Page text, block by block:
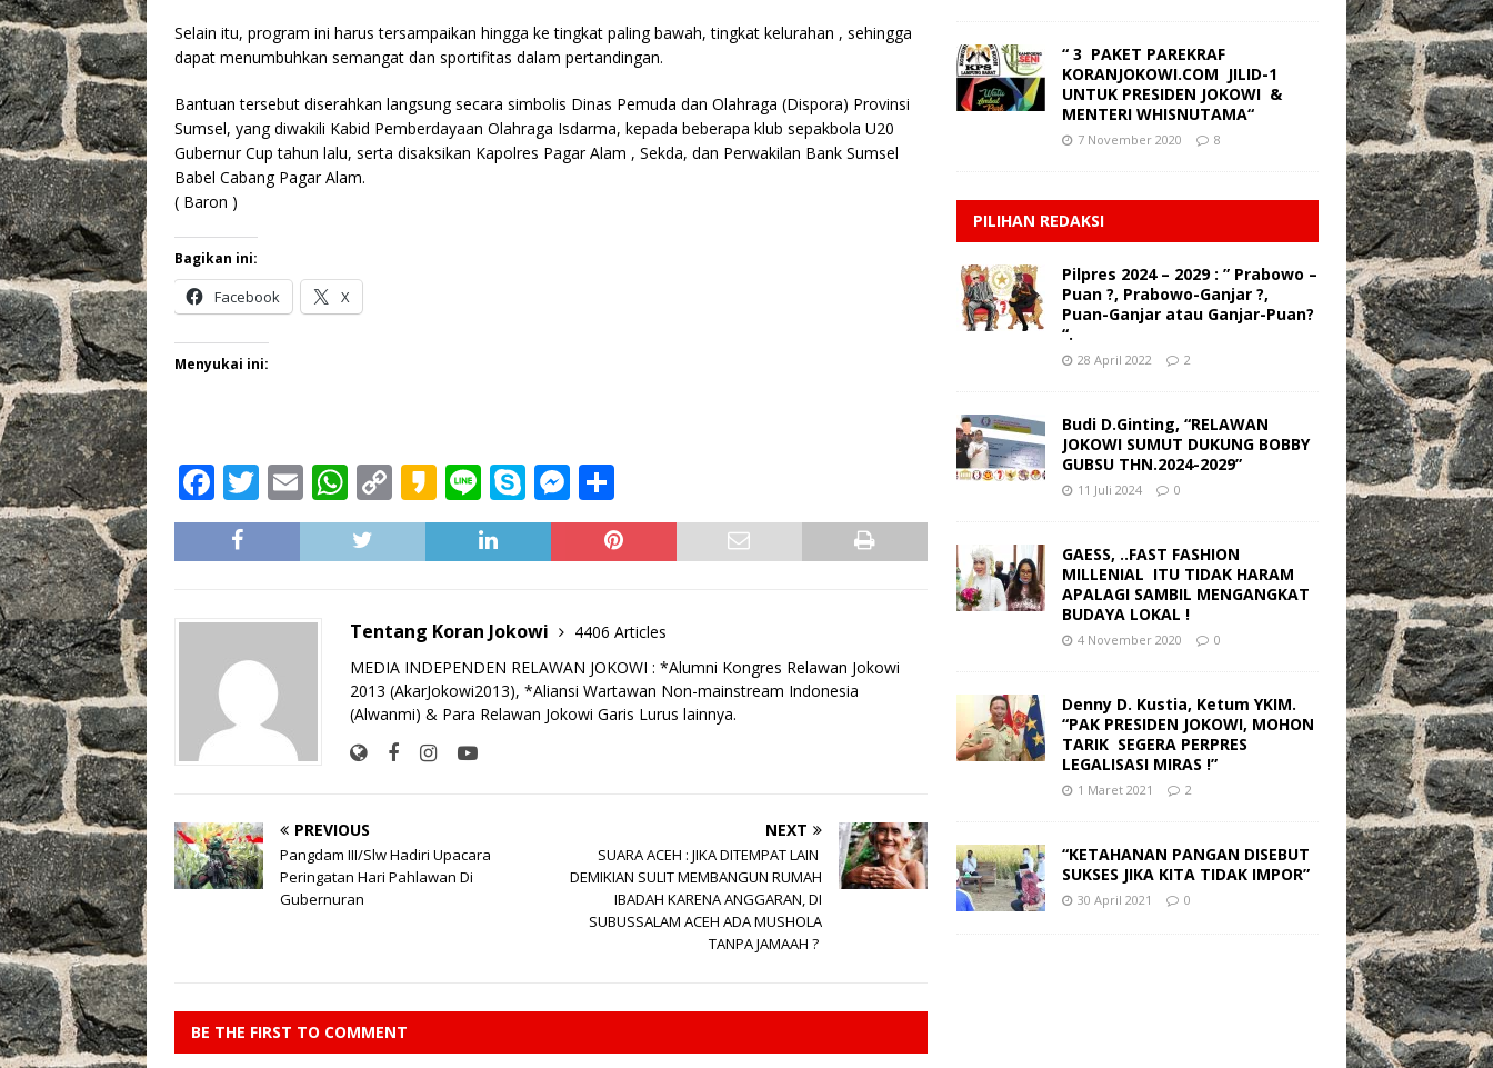
Selain itu, program ini harus tersampaikan hingga ke tingkat paling bawah, tingkat kelurahan , sehingga
dapat menumbuhkan semangat dan sportifitas dalam pertandingan.
Bantuan tersebut diserahkan langsung secara simbolis Dinas Pemuda dan Olahraga (Dispora) Provinsi
Sumsel, yang diwakili Kabid Pemberdayaan Olahraga Isdarma, kepada beberapa klub sepakbola U20
Gubernur Cup tahun lalu, serta disaksikan Kapolres Pagar Alam , Sekda, dan Perwakilan Bank Sumsel
Babel Cabang Pagar Alam.
( Baron )
Bagikan ini:
Facebook X
Menyukai ini:
F
a
c
b
o
o
k
T
w
it
r
E
m
ai
W
h
at
A
p
p
C
o
p
Li
n
k
K
a
k
o
Li
n
e
S
k
y
e
M
e
ss
n
g
e
r
h
ar
Tentang Koran Jokowi
4406 Articles
MEDIA INDEPENDEN RELAWAN JOKOWI : *Alumni Kongres Relawan Jokowi
2013 (AkarJokowi2013), *Aliansi Wartawan Non-mainstream Indonesia
(Alwanmi) & Para Relawan Jokowi Garis Lurus lainnya.
PREVIOUS
Pangdam III/Slw Hadiri Upacara
Peringatan Hari Pahlawan Di
Gubernuran
NEXT
SUARA ACEH : JIKA DITEMPAT LAIN
DEMIKIAN SULIT MEMBANGUN RUMAH
IBADAH KARENA ANGGARAN, DI
SUBUSSALAM ACEH ADA MUSHOLA
TANPA JAMAAH ?
BE THE FIRST TO COMMENT
“ 3 PAKET PAREKRAF
KORANJOKOWI.COM JILID-1
UNTUK PRESIDEN JOKOWI &
MENTERI WHISNUTAMA“
7 November 2020 8
PILIHAN REDAKSI
Pilpres 2024 – 2029 : ” Prabowo –
Puan ?, Prabowo-Ganjar ?,
Puan-Ganjar atau Ganjar-Puan?
“.
28 April 2022 2
Budi D.Ginting, “RELAWAN
JOKOWI SUMUT DUKUNG BOBBY
GUBSU THN.2024-2029”
11 Juli 2024 0
GAESS, ..FAST FASHION
MILLENIAL ITU TIDAK HARAM
APALAGI SAMBIL MENGANGKAT
BUDAYA LOKAL !
4 November 2020 0
Denny D. Kustia, Ketum YKIM.
“PAK PRESIDEN JOKOWI, MOHON
TARIK SEGERA PERPRES
LEGALISASI MIRAS !”
1 Maret 2021 2
“KETAHANAN PANGAN DISEBUT
SUKSES JIKA KITA TIDAK IMPOR”
30 April 2021 0